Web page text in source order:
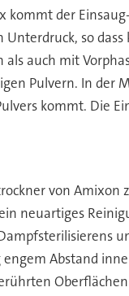
kommt der
so
auch mit
Pulvern. In der
kommt. Die
von Amixon
neuartiges
Abstand